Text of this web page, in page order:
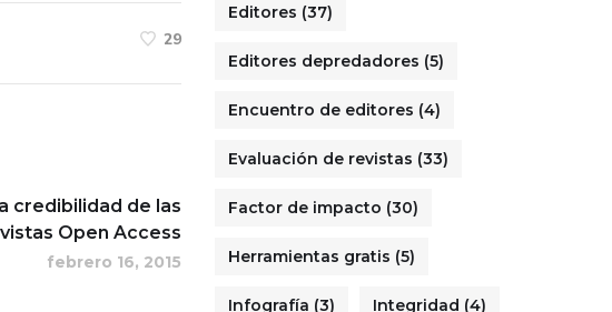
29
credibilidad de las
Open Access
febrero 16, 2015
Editores (37)
Editores depredadores (5)
Encuentro de editores (4)
Evaluación de revistas (33)
Factor de impacto (30)
Herramientas gratis (5)
Infografía (3) Integridad (4)